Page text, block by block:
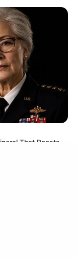
+45
บุคคล เพื่อให้คุณได้รับ
ารเว็บไซต์นี้ต่อไปโดย
กกี้และนโยบายส่วน
That Boosts